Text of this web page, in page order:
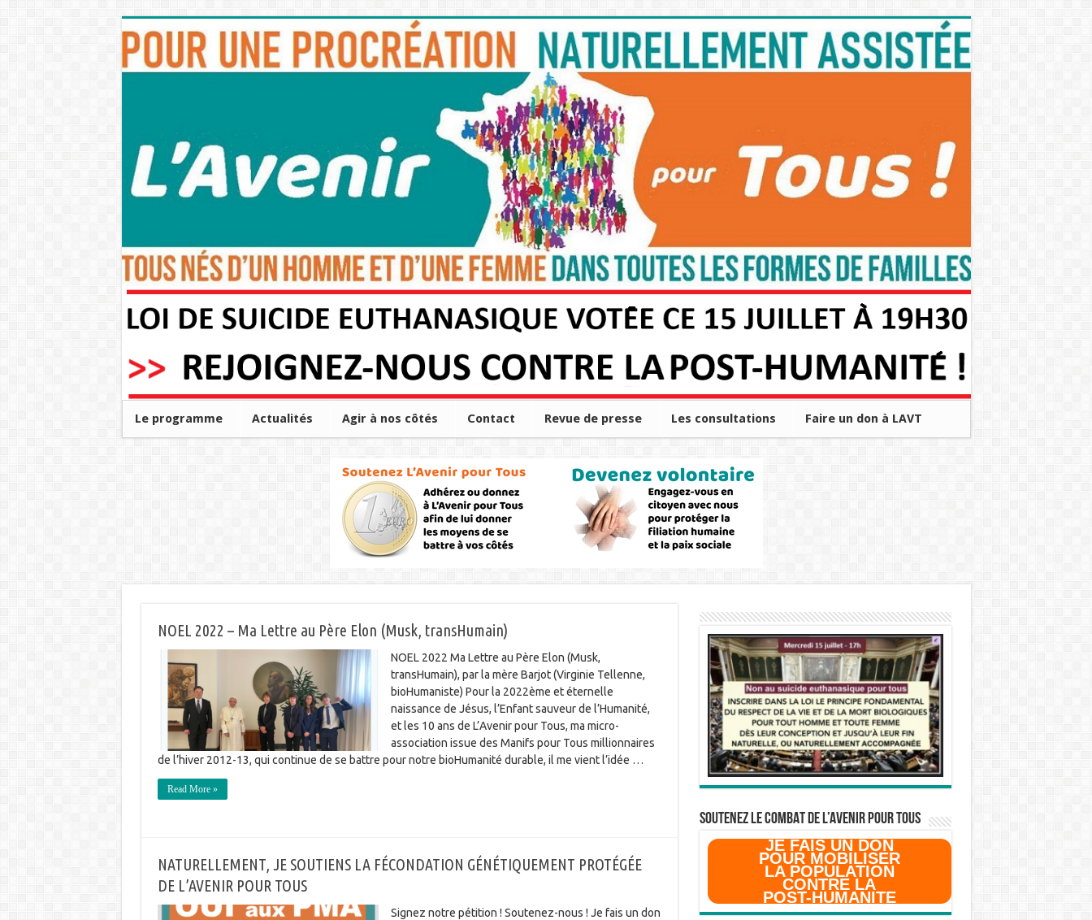
Le programme Actualités Agir à nos côtés Contact Revue de presse Les consultations Faire un don à LAVT
NOEL 2022 – Ma Lettre au Père Elon (Musk, transHumain)
NOEL 2022 Ma Lettre au Père Elon (Musk,
transHumain), par la mère Barjot (Virginie Tellenne,
bioHumaniste) Pour la 2022ème et éternelle
naissance de Jésus, l’Enfant sauveur de l’Humanité,
et les 10 ans de L’Avenir pour Tous, ma micro-
association issue des Manifs pour Tous millionnaires
de l’hiver 2012-13, qui continue de se battre pour notre bioHumanité durable, il me vient l’idée …
Read More »
NATURELLEMENT, JE SOUTIENS LA FÉCONDATION GÉNÉTIQUEMENT PROTÉGÉE
DE L’AVENIR POUR TOUS
Signez notre pétition ! Soutenez-nous ! Je fais un don
SOUTENEZ LE COMBAT DE L’AVenir pour Tous
JE FAIS UN DON
POUR MOBILISER
LA POPULATION
CONTRE LA
POST-HUMANITE